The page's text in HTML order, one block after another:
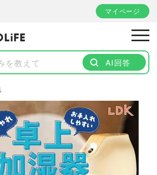
マイページ
AI回答